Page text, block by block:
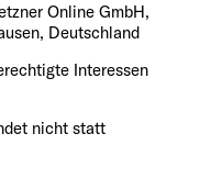
GmbH,
Deutschland
Interessen
nicht statt